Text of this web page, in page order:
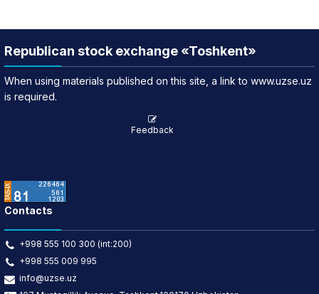
Republican stock exchange «Toshkent»
When using materials published on this site, a link to www.uzse.uz
is required.
Feedback
Contacts
+998 555 100 300 (int:200)
+998 555 009 995
info@uzse.uz